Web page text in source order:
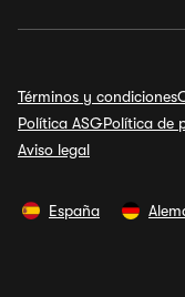
Términos y condiciones
Política ASGPolítica de
Aviso legal
España